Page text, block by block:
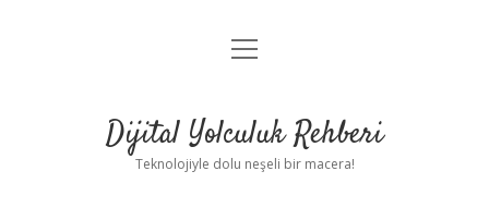
Anasayfa
Yasal Uyarı
menüyü
Dijital Yolculuk Rehberi
Teknolojiyle dolu neşeli bir macera!